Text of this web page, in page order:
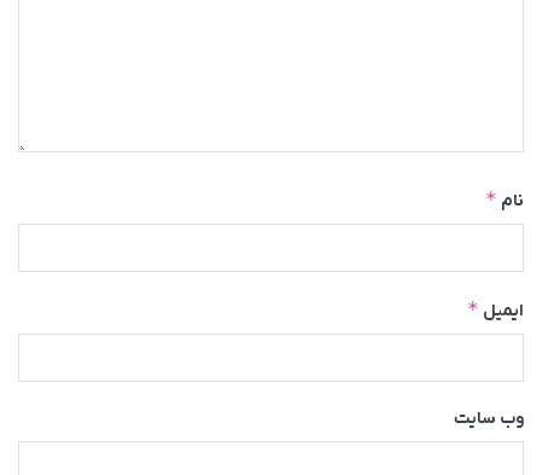
نام *
ایمیل *
وب‌ سایت